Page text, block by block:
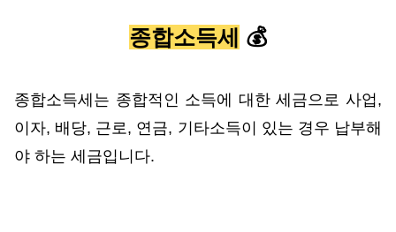
종합소득세 💰
종합소득세는 종합적인 소득에 대한 세금으로 사업,
이자, 배당, 근로, 연금, 기타소득이 있는 경우 납부해
야 하는 세금입니다.